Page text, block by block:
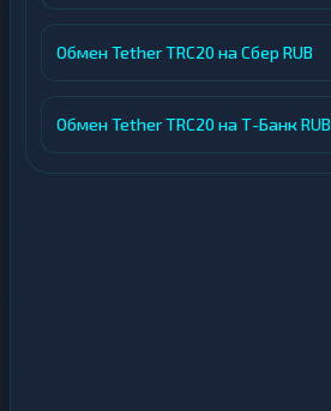
Обмен Tether TRC20 на Сбер RUB
Обмен Tether TRC20 на Т-Банк RUB